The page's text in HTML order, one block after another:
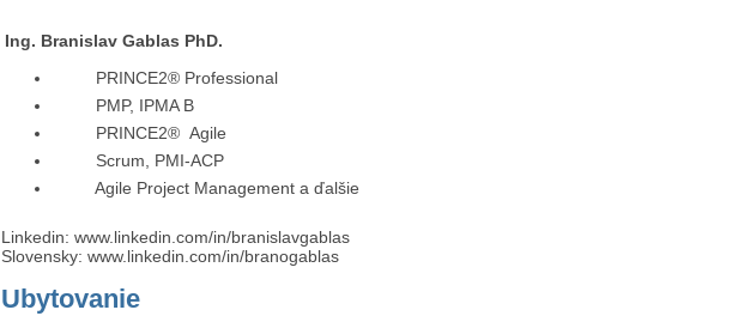
Ing. Branislav Gablas PhD.
PRINCE2® Professional
PMP, IPMA B
PRINCE2® Agile
Scrum, PMI-ACP
Agile Project Management a ďalšie
Linkedin: www.linkedin.com/in/branislavgablas
Slovensky: www.linkedin.com/in/branogablas
Ubytovanie